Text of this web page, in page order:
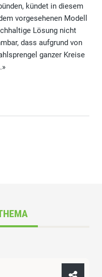
kündet in diesem
vorgesehenen Modell
Lösung nicht
dass aufgrund von
ganzer Kreise